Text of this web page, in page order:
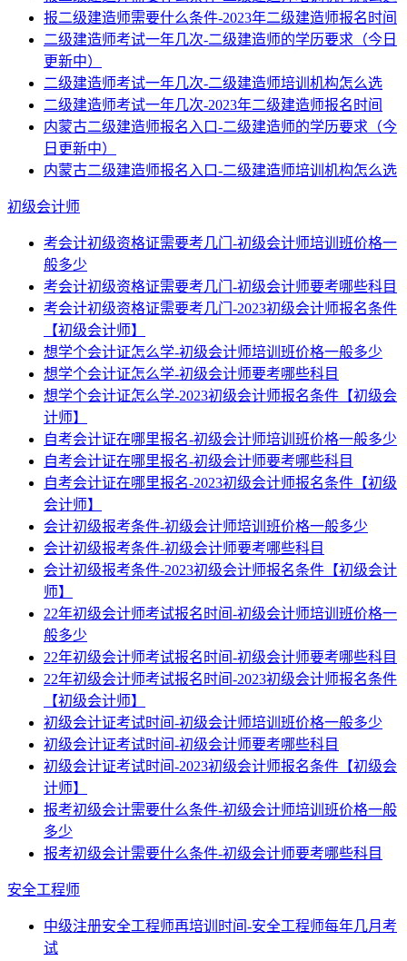
报二级建造师需要什么条件-2023年二级建造师报名时间
二级建造师考试一年几次-二级建造师的学历要求（今日
更新中）
二级建造师考试一年几次-二级建造师培训机构怎么选
二级建造师考试一年几次-2023年二级建造师报名时间
内蒙古二级建造师报名入口-二级建造师的学历要求（今
日更新中）
内蒙古二级建造师报名入口-二级建造师培训机构怎么选
初级会计师
考会计初级资格证需要考几门-初级会计师培训班价格一
般多少
考会计初级资格证需要考几门-初级会计师要考哪些科目
考会计初级资格证需要考几门-2023初级会计师报名条件
【初级会计师】
想学个会计证怎么学-初级会计师培训班价格一般多少
想学个会计证怎么学-初级会计师要考哪些科目
想学个会计证怎么学-2023初级会计师报名条件【初级会
计师】
自考会计证在哪里报名-初级会计师培训班价格一般多少
自考会计证在哪里报名-初级会计师要考哪些科目
自考会计证在哪里报名-2023初级会计师报名条件【初级
会计师】
会计初级报考条件-初级会计师培训班价格一般多少
会计初级报考条件-初级会计师要考哪些科目
会计初级报考条件-2023初级会计师报名条件【初级会计
师】
22年初级会计师考试报名时间-初级会计师培训班价格一
般多少
22年初级会计师考试报名时间-初级会计师要考哪些科目
22年初级会计师考试报名时间-2023初级会计师报名条件
【初级会计师】
初级会计证考试时间-初级会计师培训班价格一般多少
初级会计证考试时间-初级会计师要考哪些科目
初级会计证考试时间-2023初级会计师报名条件【初级会
计师】
报考初级会计需要什么条件-初级会计师培训班价格一般
多少
报考初级会计需要什么条件-初级会计师要考哪些科目
安全工程师
中级注册安全工程师再培训时间-安全工程师每年几月考
试